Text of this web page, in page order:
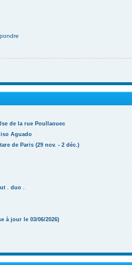
de la rue Poullaouec
Aguado
de Paris (29 nov. - 2 déc.)
. duo .
à jour le 03/06/2026)